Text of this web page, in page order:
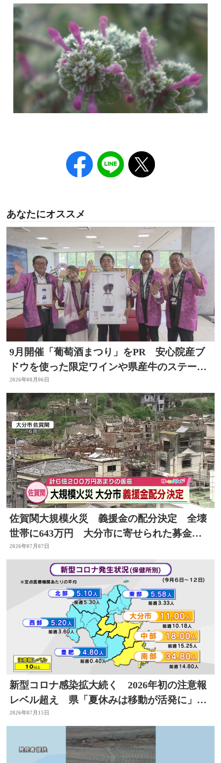
あなたにオススメ
9月開催「葡萄酒まつり」をPR 安心院産ブ
ドウを使った限定ワインや県産牛のステーキ
など 大分
2026年08月06日
佐賀関大規模火災 義援金の配分決定 全壊
世帯に643万円 大分市に寄せられた募金は
総額約6億円
2026年07月07日
新型コロナ感染拡大続く 2026年初の注意報
レベル超え 県「夏休みは移動が活発に」感
染対策を 大分
2026年07月15日